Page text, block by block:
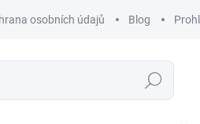
osobních údajů Blog
Hledat